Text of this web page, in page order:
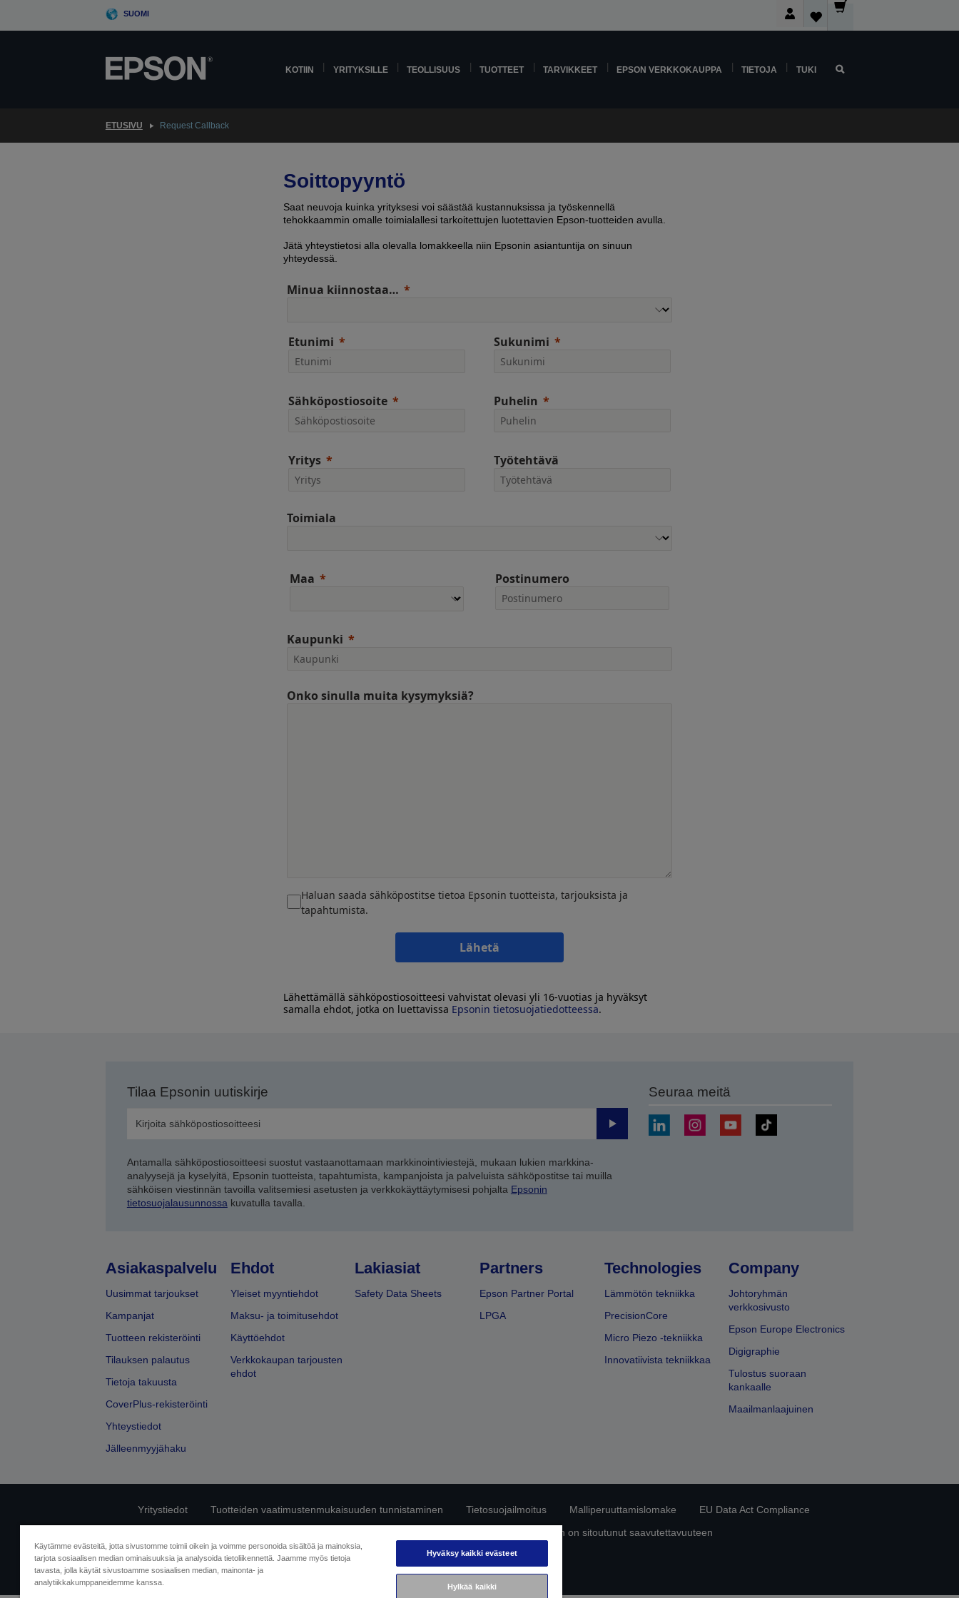
SUOMI
KOTIIN YRITYKSILLE TEOLLISUUS TUOTTEET TARVIKKEET EPSON VERKKOKAUPPA TIETOJA TUKI
ETUSIVU Request Callback
Soittopyyntö
Saat neuvoja kuinka yrityksesi voi säästää kustannuksissa ja työskennellä
tehokkaammin omalle toimialallesi tarkoitettujen luotettavien Epson-tuotteiden avulla.
Jätä yhteystietosi alla olevalla lomakkeella niin Epsonin asiantuntija on sinuun
yhteydessä.
Minua kiinnostaa…
Etunimi Sukunimi
Sähköpostiosoite Puhelin
Yritys Työtehtävä
Toimiala
Maa Postinumero
Kaupunki
Onko sinulla muita kysymyksiä?
Haluan saada sähköpostitse tietoa Epsonin tuotteista, tarjouksista ja
tapahtumista.
Lähetä
Lähettämällä sähköpostiosoitteesi vahvistat olevasi yli 16-vuotias ja hyväksyt
samalla ehdot, jotka on luettavissa Epsonin tietosuojatiedotteessa.
Tilaa Epsonin uutiskirje
Lähetä
Antamalla sähköpostiosoitteesi suostut vastaanottamaan markkinointiviestejä, mukaan lukien markkina-
analyysejä ja kyselyitä, Epsonin tuotteista, tapahtumista, kampanjoista ja palveluista sähköpostitse tai muilla
sähköisen viestinnän tavoilla valitsemiesi asetusten ja verkkokäyttäytymisesi pohjalta Epsonin
tietosuojalausunnossa kuvatulla tavalla.
Seuraa meitä
Asiakaspalvelu
Uusimmat tarjoukset
Kampanjat
Tuotteen rekisteröinti
Tilauksen palautus
Tietoja takuusta
CoverPlus-rekisteröinti
Yhteystiedot
Jälleenmyyjähaku
Ehdot
Yleiset myyntiehdot
Maksu- ja toimitusehdot
Käyttöehdot
Verkkokaupan tarjousten
ehdot
Lakiasiat
Safety Data Sheets
Partners
Epson Partner Portal
LPGA
Technologies
Lämmötön tekniikka
PrecisionCore
Micro Piezo -tekniikka
Innovatiivista tekniikkaa
Company
Johtoryhmän
verkkosivusto
Epson Europe Electronics
Digigraphie
Tulostus suoraan
kankaalle
Maailmanlaajuinen
Yritystiedot Tuotteiden vaatimustenmukaisuuden tunnistaminen Tietosuojailmoitus Malliperuuttamislomake
EU Data Act Compliance
Epson on sitoutunut saavutettavuuteen
Käytämme evästeitä, jotta sivustomme toimii oikein ja voimme personoida sisältöä ja mainoksia,
tarjota sosiaalisen median ominaisuuksia ja analysoida tietoliikennettä. Jaamme myös tietoja
tavasta, jolla käytät sivustoamme sosiaalisen median, mainonta- ja
analytiikkakumppaneidemme kanssa.
Hyväksy kaikki evästeet
Hylkää kaikki